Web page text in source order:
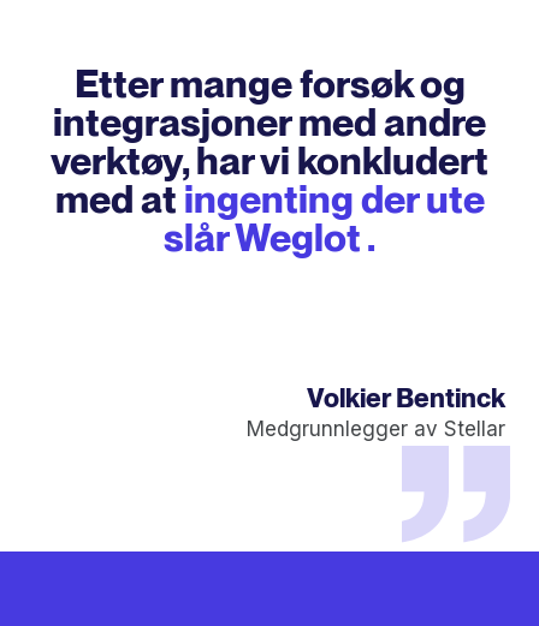
Etter mange forsøk og
integrasjoner med andre
verktøy, har vi konkludert
med at ingenting der ute
slår Weglot .
Volkier Bentinck
Medgrunnlegger av Stellar